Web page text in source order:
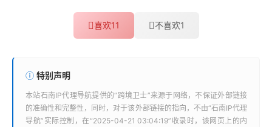
喜欢11 不喜欢1
特别声明
本站石南IP代理导航提供的“跨境卫士”来源于网络，不保证外部链接
的准确性和完整性，同时，对于该外部链接的指向，不由“石南IP代理
导航”实际控制，在“2025-04-21 03:04:19”收录时，该网页上的内